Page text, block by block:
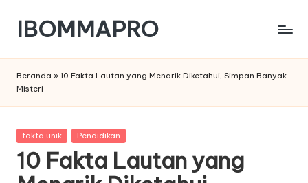
content
IBOMMAPRO
Beranda » 10 Fakta Lautan yang Menarik Diketahui, Simpan Banyak
Misteri
Posted
fakta unik Pendidikan
10 Fakta Lautan yang